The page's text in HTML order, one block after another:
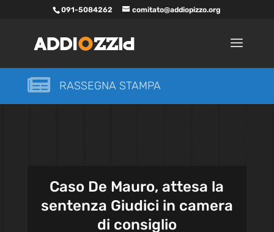
091-5084262 comitato@addiopizzo.org
 RASSEGNA STAMPA
Caso De Mauro, attesa la
sentenza Giudici in camera
di consiglio